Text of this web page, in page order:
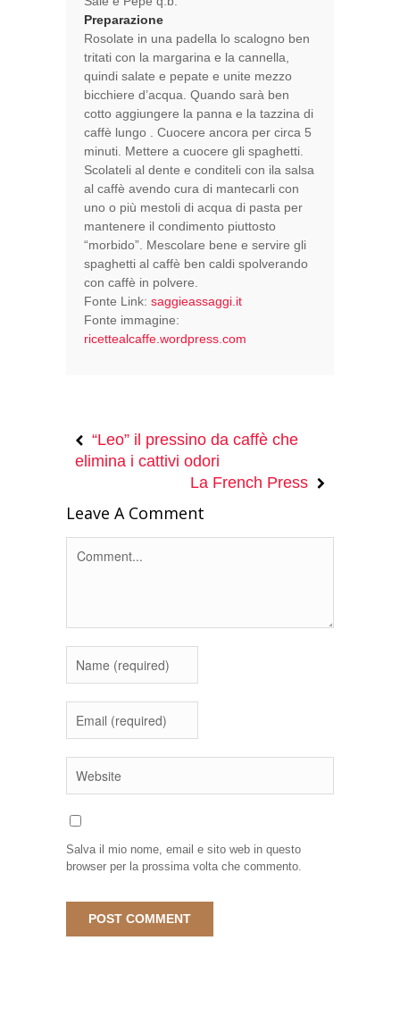
Preparazione
Rosolate in una padella lo scalogno ben
tritati con la margarina e la cannella,
quindi salate e pepate e unite mezzo
bicchiere d’acqua. Quando sarà ben
cotto aggiungere la panna e la tazzina di
caffè lungo . Cuocere ancora per circa 5
minuti. Mettere a cuocere gli spaghetti.
Scolateli al dente e conditeli con ila salsa
al caffè avendo cura di mantecarli con
uno o più mestoli di acqua di pasta per
mantenere il condimento piuttosto
“morbido”. Mescolare bene e servire gli
spaghetti al caffè ben caldi spolverando
con caffè in polvere.
Fonte Link: saggieassaggi.it
Fonte immagine:
ricettealcaffe.wordpress.com
“Leo” il pressino da caffè che
elimina i cattivi odori
La French Press
Leave A Comment
Salva il mio nome, email e sito web in questo
browser per la prossima volta che commento.